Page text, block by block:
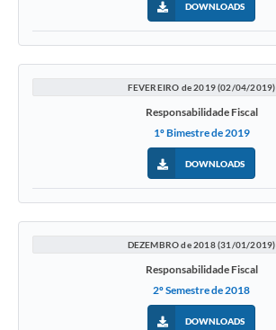
DOWNLOADS
FEVEREIRO de 2019 (02/04/2019)
Responsabilidade Fiscal
1º Bimestre de 2019
DOWNLOADS
DEZEMBRO de 2018 (31/01/2019)
Responsabilidade Fiscal
2º Semestre de 2018
DOWNLOADS